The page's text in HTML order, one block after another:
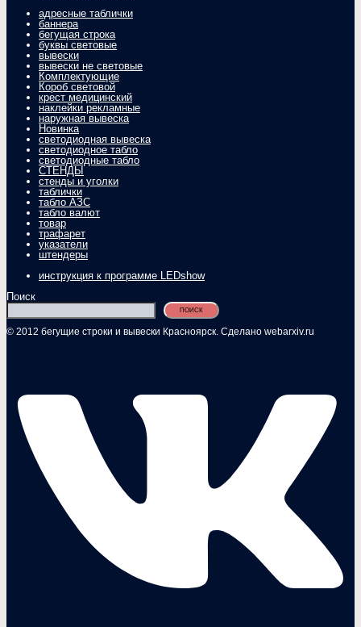
адресные таблички
баннера
бегущая строка
буквы световые
вывески
вывески не световые
Комплектующие
Короб световой
крест медицинский
наклейки рекламные
наружная вывеска
Новинка
светодиодная вывеска
светодиодное табло
светодиодные табло
СТЕНДЫ
стенды и уголки
таблички
табло АЗС
табло валют
товар
трафарет
указатели
штендеры
инструкция к программе LEDshow
Поиск
ПОИСК
© 2012 бегущие строки и вывески Красноярск. Сделано webarxiv.ru